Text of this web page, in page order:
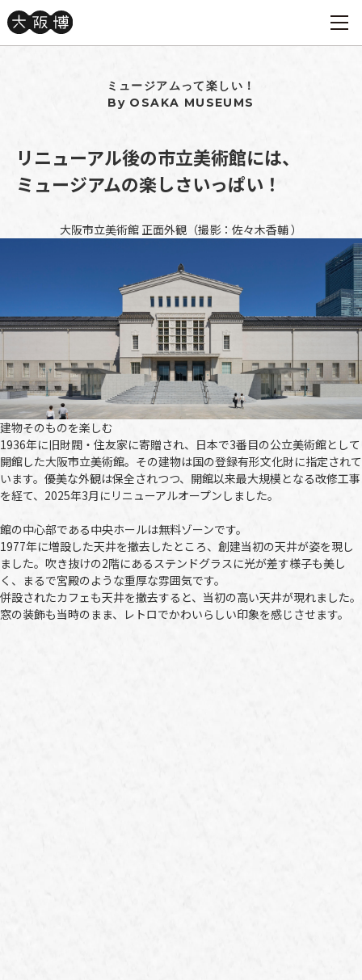
ミュージアムって楽しい！
By OSAKA MUSEUMS
リニューアル後の市立美術館には、
ミュージアムの楽しさいっぱい！
大阪市立美術館 正面外観（撮影：佐々木香輔 ）
建物そのものを楽しむ
1936年に旧財閥・住友家に寄贈され、日本で3番目の公立美術館として
開館した大阪市立美術館。その建物は国の登録有形文化財に指定されて
います。優美な外観は保全されつつ、開館以来最大規模となる改修工事
を経て、2025年3月にリニューアルオープンしました。
館の中心部である中央ホールは無料ゾーンです。
1977年に増設した天井を撤去したところ、創建当初の天井が姿を現し
ました。吹き抜けの2階にあるステンドグラスに光が差す様子も美し
く、まるで宮殿のような重厚な雰囲気です。
併設されたカフェも天井を撤去すると、当初の高い天井が現れました。
窓の装飾も当時のまま、レトロでかわいらしい印象を感じさせます。